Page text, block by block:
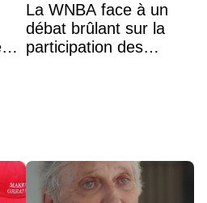
La WNBA face à un
débat brûlant sur la
participation des